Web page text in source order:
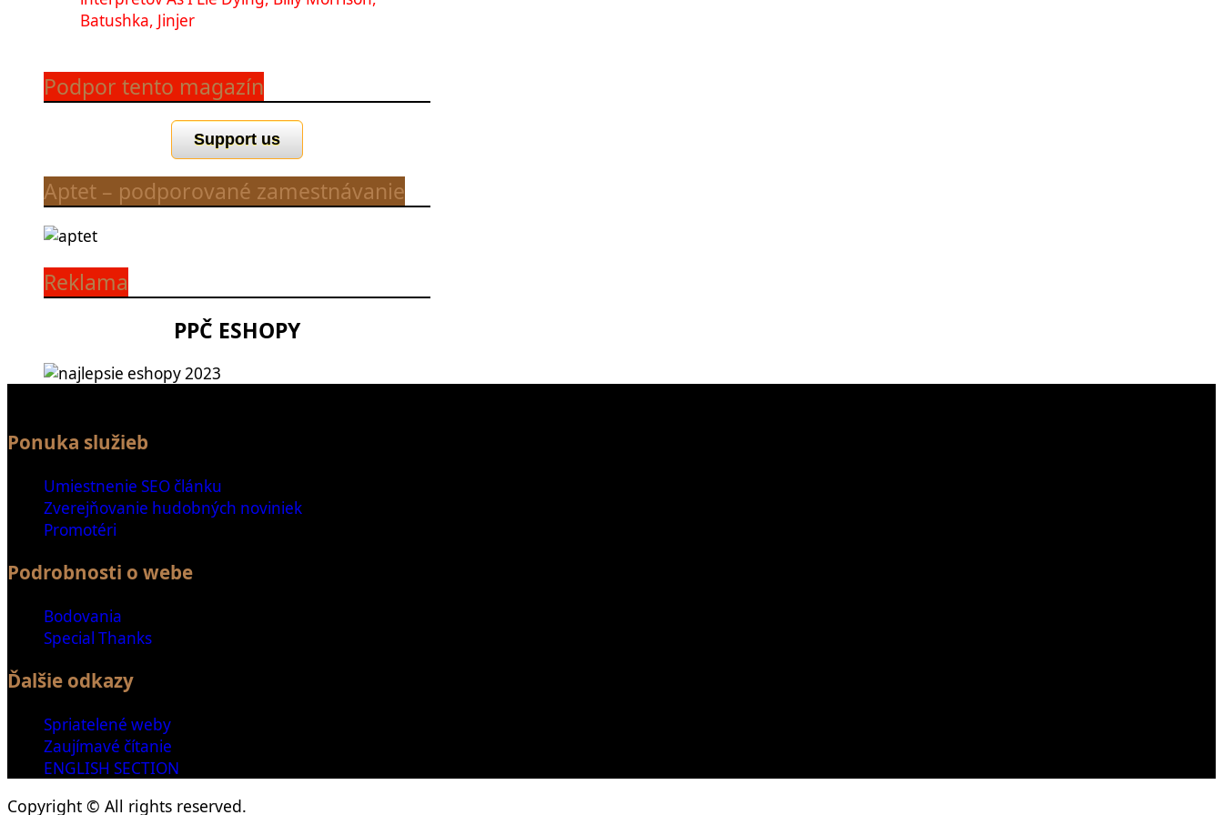
Batushka, Jinjer
Podpor tento magazín
Support us
Aptet – podporované zamestnávanie
Reklama
PPČ ESHOPY
Ponuka služieb
Umiestnenie SEO článku
Zverejňovanie hudobných noviniek
Promotéri
Podrobnosti o webe
Bodovania
Special Thanks
Ďalšie odkazy
Spriatelené weby
Zaujímavé čítanie
ENGLISH SECTION
Copyright © All rights reserved.